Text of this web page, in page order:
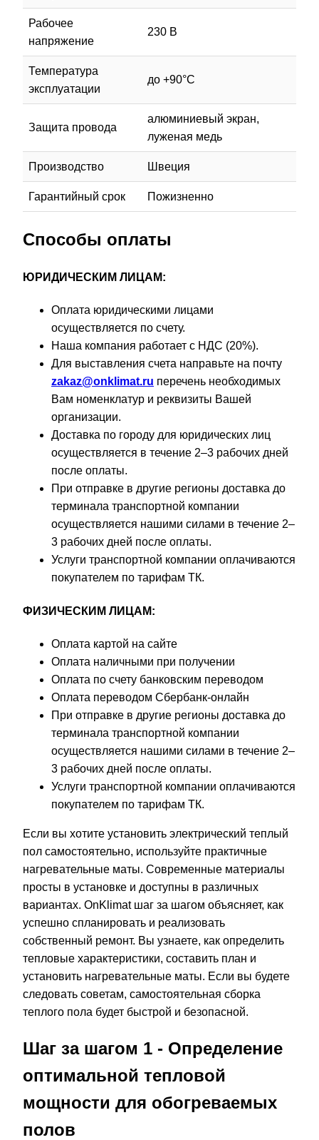
Рабочее
напряжение
230 В
Температура
эксплуатации
до +90°C
Защита провода
алюминиевый экран,
луженая медь
Производство Швеция
Гарантийный срок Пожизненно
Способы оплаты
ЮРИДИЧЕСКИМ ЛИЦАМ:
Оплата юридическими лицами
осуществляется по счету.
Наша компания работает с НДС (20%).
Для выставления счета направьте на почту
zakaz@onklimat.ru перечень необходимых
Вам номенклатур и реквизиты Вашей
организации.
Доставка по городу для юридических лиц
осуществляется в течение 2–3 рабочих дней
после оплаты.
При отправке в другие регионы доставка до
терминала транспортной компании
осуществляется нашими силами в течение 2–
3 рабочих дней после оплаты.
Услуги транспортной компании оплачиваются
покупателем по тарифам ТК.
ФИЗИЧЕСКИМ ЛИЦАМ:
Оплата картой на сайте
Оплата наличными при получении
Оплата по счету банковским переводом
Оплата переводом Сбербанк-онлайн
При отправке в другие регионы доставка до
терминала транспортной компании
осуществляется нашими силами в течение 2–
3 рабочих дней после оплаты.
Услуги транспортной компании оплачиваются
покупателем по тарифам ТК.
Если вы хотите установить электрический теплый
пол самостоятельно, используйте практичные
нагревательные маты. Современные материалы
просты в установке и доступны в различных
вариантах. OnKlimat шаг за шагом объясняет, как
успешно спланировать и реализовать
собственный ремонт. Вы узнаете, как определить
тепловые характеристики, составить план и
установить нагревательные маты. Если вы будете
следовать советам, самостоятельная сборка
теплого пола будет быстрой и безопасной.
Шаг за шагом 1 - Определение
оптимальной тепловой
мощности для обогреваемых
полов